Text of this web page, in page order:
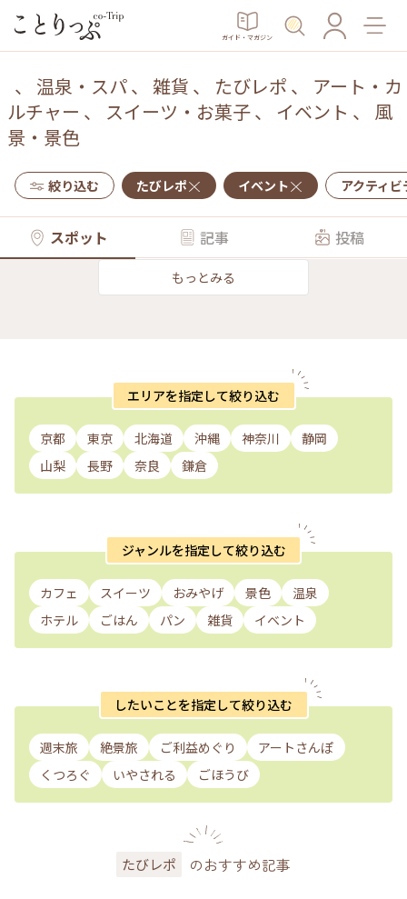
ガイド・マガジン
、 温泉・スパ、 雑貨 、 たびレポ 、 アート・カ
ルチャー 、 スイーツ・お菓子、 イベント 、 風
景・景色
絞り込む たびレポ イベント アクティ
スポット 記事 投稿
もっとみる
エリアを指定して絞り込む
京都 東京 北海道 沖縄 神奈川
静岡
山梨
長野 奈良 鎌倉
ジャンルを指定して絞り込む
カフェ スイーツ おみやげ 景色
温泉
ホテル
ごはん パン 雑貨 イベント
したいことを指定して絞り込む
週末旅 絶景旅 ご利益めぐり
アートさんぽ
くつろぐ
いやされる ごほうび
たびレポ のおすすめ記事